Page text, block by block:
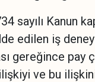
sayılı Kanun
edilen iş
gereğince pay
ve bu